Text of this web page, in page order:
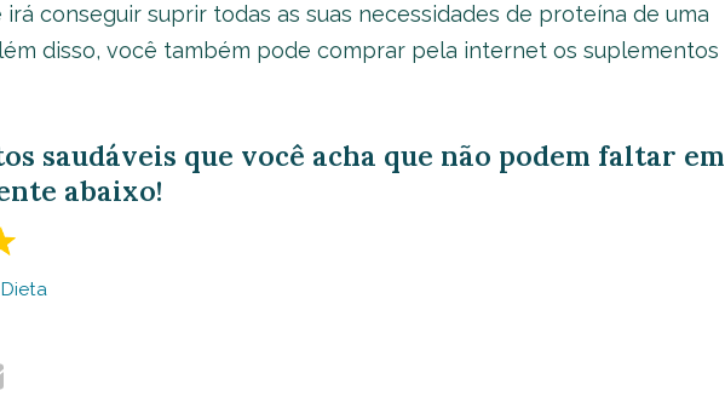
irá conseguir suprir todas as suas necessidades de proteína de uma
disso, você também pode comprar pela internet os suplementos
saudáveis que você acha que não podem faltar em
abaixo!
Dieta
Share